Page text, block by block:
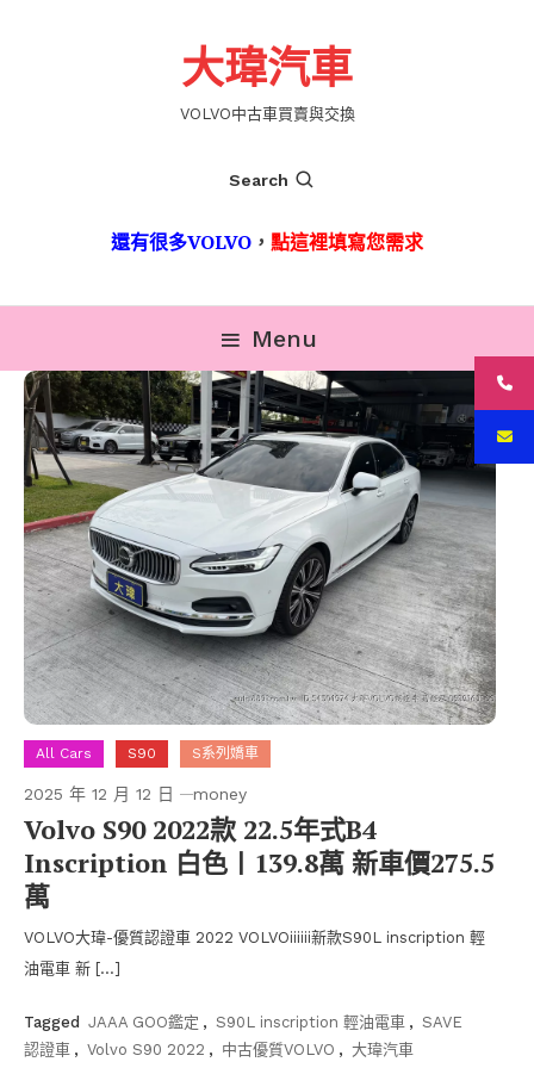
大瑋汽車
VOLVO中古車買賣與交換
Search
還有很多VOLVO ， 點這裡填寫您需求
Menu
All Cars S90 S系列嬌車
2025 年 12 月 12 日 money
Volvo S90 2022款 22.5年式B4
Inscription 白色〡139.8萬 新車價275.5
萬
VOLVO大瑋-優質認證車 2022 VOLVOiiiiii新款S90L inscription 輕
油電車 新 […]
Tagged JAAA GOO鑑定 , S90L inscription 輕油電車 , SAVE
認證車 , Volvo S90 2022 , 中古優質VOLVO , 大瑋汽車